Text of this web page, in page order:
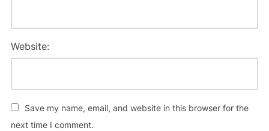
Website:
Save my name, email, and website in this browser for the
next time I comment.